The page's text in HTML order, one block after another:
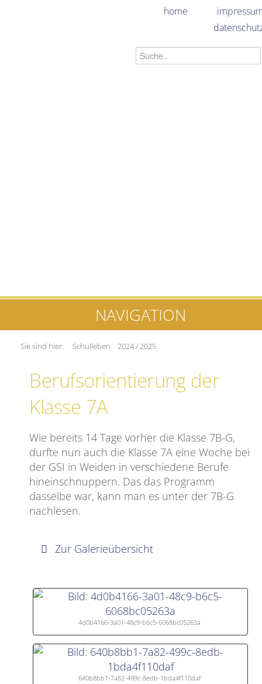
home
NAVIGATION
Sie sind hier: Schulleben 2024 / 2025
Berufsorientierung der
Klasse 7A
Wie bereits 14 Tage vorher die Klasse 7B-G,
durfte nun auch die Klasse 7A eine Woche bei
der GSI in Weiden in verschiedene Berufe
hineinschnuppern. Das das Programm
dasselbe war, kann man es unter der 7B-G
nachlesen.
Zur Galerieübersicht
4d0b4166-3a01-48c9-b6c5-6068bc05263a
640b8bb1-7a82-499c-8edb-1bda4f110daf